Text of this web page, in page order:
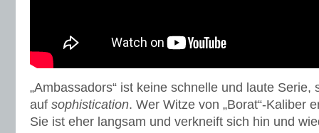
„Ambassadors“ ist keine schnelle und laute Serie,
auf sophistication. Wer Witze von „Borat“-Kaliber
Sie ist eher langsam und verkneift sich hin und